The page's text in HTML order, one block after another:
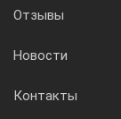
Отзывы
Новости
Контакты